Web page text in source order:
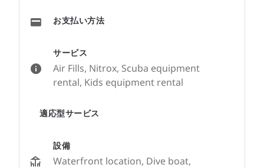
サービス
Air Fills, Nitrox, Scuba equipment
rental, Kids equipment rental
適応型サービス
設備
Waterfront location, Dive boat,
お支払い方法